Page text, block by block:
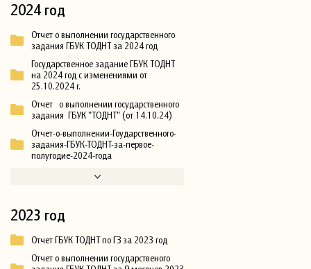
2024 год
Отчет о выполнении государственного
задания ГБУК ТОДНТ за 2024 год
Государственное задание ГБУК ТОДНТ
на 2024 год с изменениями от
25.10.2024 г.
Отчет о выполнении государственного
задания ГБУК "ТОДНТ" (от 14.10.24)
Отчет-о-выполнении-Гоударственного-
задания-ГБУК-ТОДНТ-за-первое-
полугодие-2024-года
2023 год
Отчет ГБУК ТОДНТ по ГЗ за 2023 год
Отчет о выполнении государственого